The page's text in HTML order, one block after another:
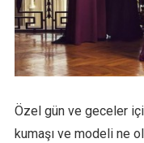
Özel gün ve geceler
kumaşı ve modeli ne